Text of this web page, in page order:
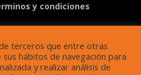
y condiciones
terceros que entre otras
hábitos de navegación para
y realizar análisis de